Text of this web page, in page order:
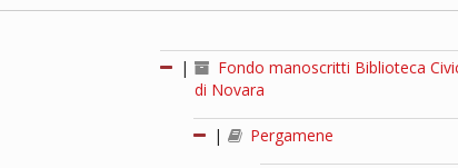
|
Fondo manoscritti Biblioteca
di Novara
| Pergamene